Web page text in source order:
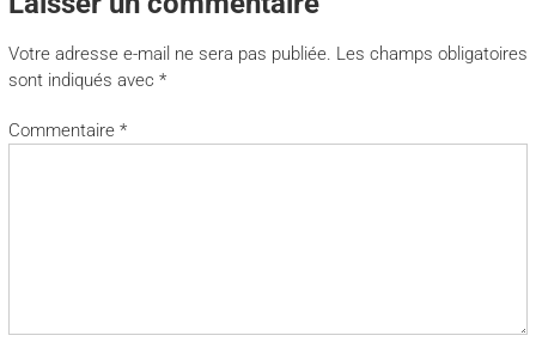
Votre adresse e-mail ne sera pas publiée. Les champs obligatoires
sont indiqués avec *
Commentaire *